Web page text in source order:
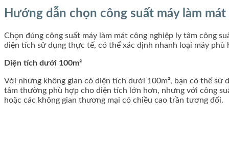
Hướng dẫn chọn công suất máy làm
Chọn đúng công suất máy làm mát công nghiệp ly tâm công
diện tích sử dụng thực tế, có thể xác định nhanh loại máy phù
Diện tích dưới 100m²
Với những không gian có diện tích dưới 100m², bạn có thể sử
tâm thường phù hợp cho diện tích lớn hơn, nhưng với công
hoặc các không gian thương mại có chiều cao trần tương đối.